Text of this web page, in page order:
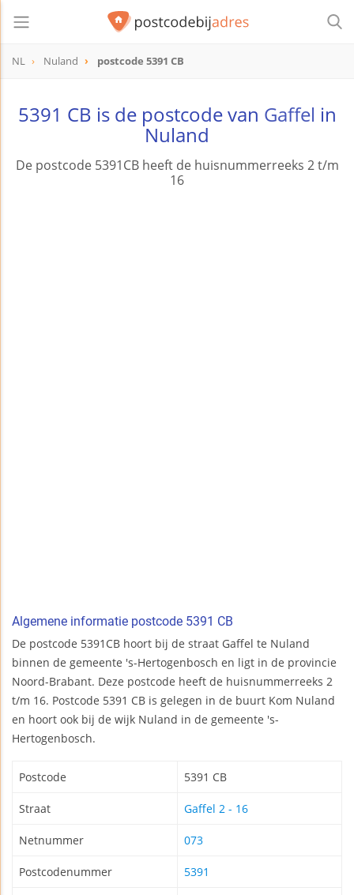
NL Nuland postcode 5391 CB
5391 CB is de postcode van Gaffel in
Nuland
De postcode 5391CB heeft de huisnummerreeks 2 t/m
16
Algemene informatie postcode 5391 CB
De postcode 5391CB hoort bij de straat Gaffel te Nuland
binnen de gemeente 's-Hertogenbosch en ligt in de provincie
Noord-Brabant. Deze postcode heeft de huisnummerreeks 2
t/m 16. Postcode 5391 CB is gelegen in de buurt Kom Nuland
en hoort ook bij de wijk Nuland in de gemeente 's-
Hertogenbosch.
Postcode 5391 CB
Straat Gaffel 2 - 16
Netnummer 073
Postcodenummer 5391